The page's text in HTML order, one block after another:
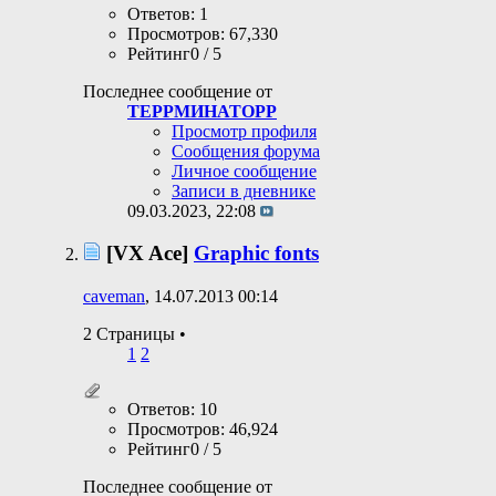
Ответов: 1
Просмотров: 67,330
Рейтинг0 / 5
Последнее сообщение от
ТЕРРМИНАТОРР
Просмотр профиля
Сообщения форума
Личное сообщение
Записи в дневнике
09.03.2023, 22:08
[VX Ace] Graphic fonts
caveman, 14.07.2013 00:14
2 Страницы •
1 2
Ответов: 10
Просмотров: 46,924
Рейтинг0 / 5
Последнее сообщение от